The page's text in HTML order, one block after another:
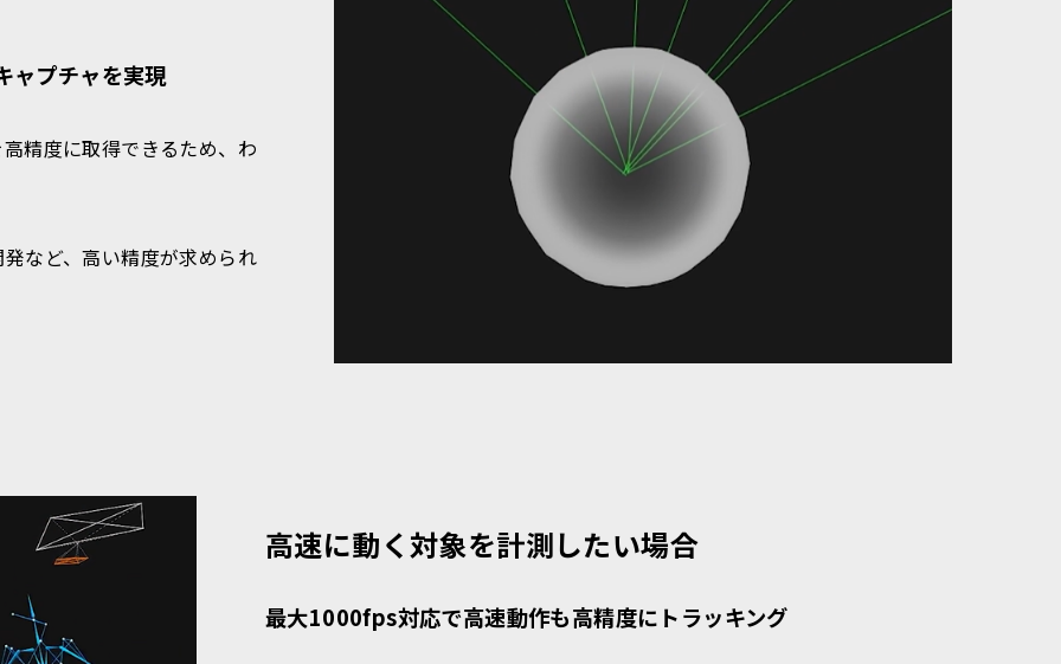
ャプチャを実現
精度に取得できるため、わ
など、高い精度が求められ
高速に動く対象を計測したい場合
最大1000fps対応で高速動作も高精度にトラッキング